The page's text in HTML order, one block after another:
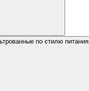
по стилю питания